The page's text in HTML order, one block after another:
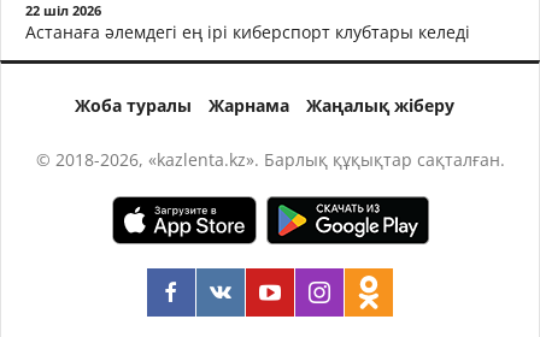
22 шіл 2026
Астанаға әлемдегі ең ірі киберспорт клубтары келеді
Жоба туралы Жарнама Жаңалық жіберу
© 2018-2026, «kazlenta.kz». Барлық құқықтар сақталған.